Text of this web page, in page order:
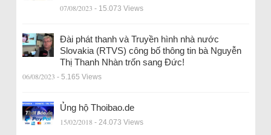
07/08/2023 - 15.073 Views
Đài phát thanh và Truyền hình nhà nước
Slovakia (RTVS) công bố thông tin bà Nguyễn
Thị Thanh Nhàn trốn sang Đức!
06/08/2023 - 5.165 Views
Ủng hộ Thoibao.de
15/02/2018 - 24.073 Views